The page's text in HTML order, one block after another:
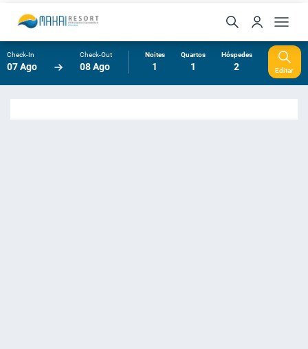
Check-In
07 Ago
Check-Out
08 Ago
Noites
1
Quartos
1
Hóspedes
2 Editar